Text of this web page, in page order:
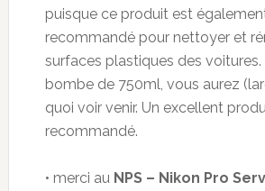
puisque ce produit est
recommandé pour nettoyer et
surfaces plastiques des voitures.
bombe de 750ml, vous aurez
quoi voir venir. Un excellent
recommandé.
• merci au NPS – Nikon Pro